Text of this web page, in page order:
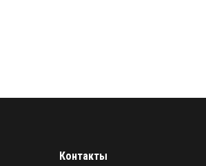
Контакты